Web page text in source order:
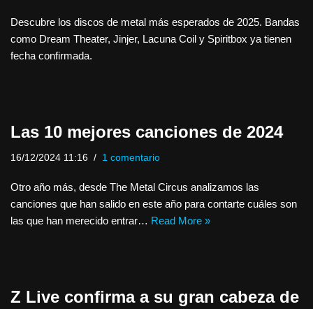
Descubre los discos de metal más esperados de 2025. Bandas
como Dream Theater, Jinjer, Lacuna Coil y Spiritbox ya tienen
fecha confirmada.
Las 10 mejores canciones de 2024
16/12/2024 11:16 1 comentario
Otro año más, desde The Metal Circus analizamos las
canciones que han salido en este año para contarte cuáles son
las que han merecido entrar… Read More »
Z Live confirma a su gran cabeza de